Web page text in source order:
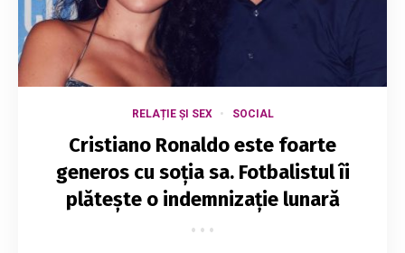
RELAȚIE ȘI SEX SOCIAL
Cristiano Ronaldo este foarte
generos cu soția sa. Fotbalistul îi
plătește o indemnizație lunară